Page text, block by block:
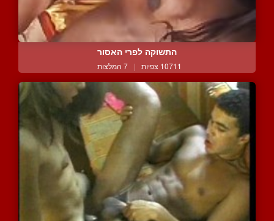
התשוקה לפרי האסור
10711 צפיות | 7 המלצות